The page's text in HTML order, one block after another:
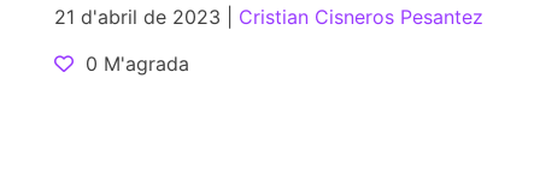
de Microsoft
con
21 d'abril de 2023 | Cristian Cisneros Pesantez
0 M'agrada